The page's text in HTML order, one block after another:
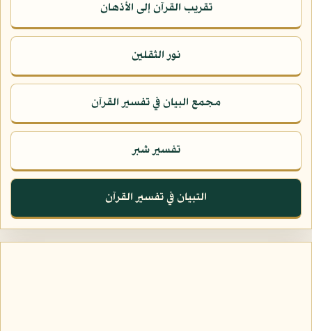
تقريب القرآن إلى الأذهان
نور الثقلين
مجمع البيان في تفسير القرآن
تفسير شبر
التبيان في تفسير القرآن